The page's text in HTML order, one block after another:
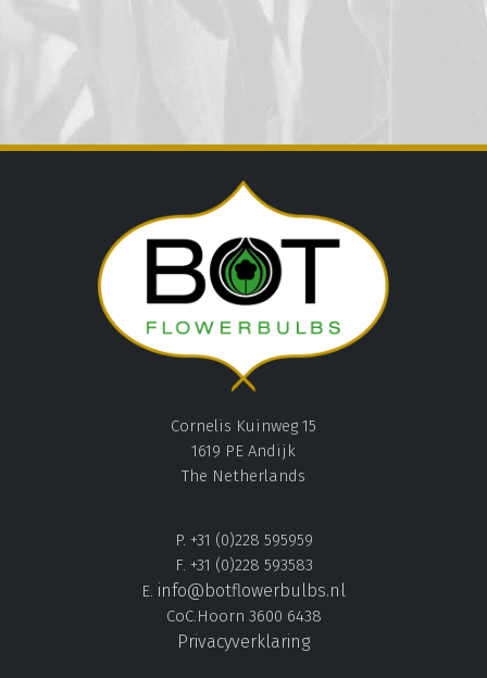
Cornelis Kuinweg 15
1619 PE Andijk
The Netherlands
P. +31 (0)228 595959
F. +31 (0)228 593583
E. info@botflowerbulbs.nl
CoC.Hoorn 3600 6438
Privacyverklaring